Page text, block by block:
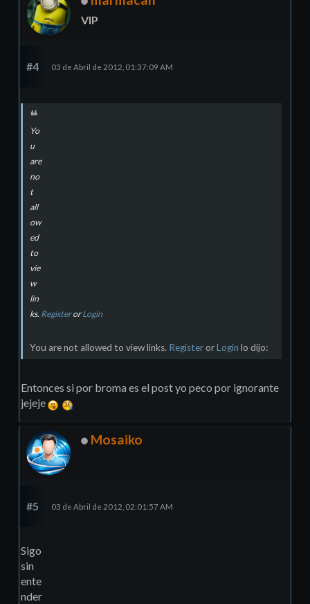
VIP
#4 03 de Abril de 2012, 01:37:09 AM
Yo
u
are
no
t
all
ow
ed
to
vie
w
lin
ks. RegisterorLogin
You are not allowed to view links. RegisterorLogin lo dijo:
Entonces si por broma es el post yo peco por ignorante
jejeje
Mosaiko
#5 03 de Abril de 2012, 02:01:57 AM
Sigo
sin
ente
nder